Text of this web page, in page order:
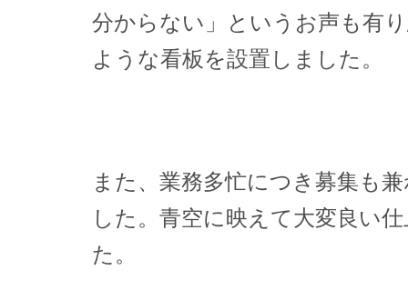
分からない」というお声も有
ような看板を設置しました。
また、業務多忙につき募集も
した。青空に映えて大変良い
た。